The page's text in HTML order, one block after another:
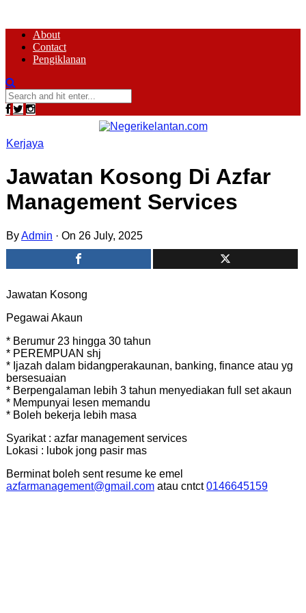
About
Contact
Pengiklanan
Kerjaya
Jawatan Kosong Di Azfar
Management Services
ByAdmin · On 26 July, 2025
Jawatan Kosong
Pegawai Akaun
* Berumur 23 hingga 30 tahun
* PEREMPUAN shj
* Ijazah dalam bidangperakaunan, banking, finance atau yg
bersesuaian
* Berpengalaman lebih 3 tahun menyediakan full set akaun
* Mempunyai lesen memandu
* Boleh bekerja lebih masa
Syarikat : azfar management services
Lokasi : lubok jong pasir mas
Berminat boleh sent resume ke emel
azfarmanagement@gmail.com atau cntct0146645159